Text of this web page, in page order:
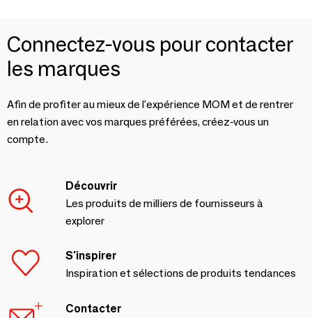
Connectez-vous pour contacter
les marques
Afin de profiter au mieux de l'expérience MOM et de rentrer
en relation avec vos marques préférées, créez-vous un
compte.
Découvrir
Les produits de milliers de fournisseurs à
explorer
S'inspirer
Inspiration et sélections de produits tendances
Contacter